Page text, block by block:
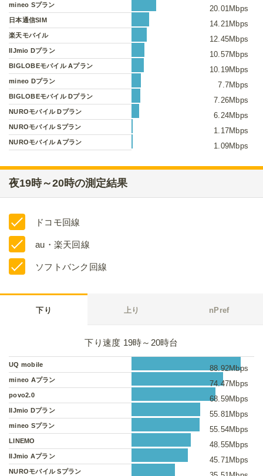
mineo Sプラン 20.01Mbps
日本通信SIM 14.21Mbps
楽天モバイル 12.45Mbps
IIJmio Dプラン 10.57Mbps
BIGLOBEモバイル Aプラン 10.19Mbps
mineo Dプラン 7.7Mbps
BIGLOBEモバイル Dプラン 7.26Mbps
NUROモバイル Dプラン 6.24Mbps
NUROモバイル Sプラン 1.17Mbps
NUROモバイル Aプラン 1.09Mbps
夜19時～20時の測定結果
ドコモ回線
au・楽天回線
ソフトバンク回線
下り 上り nPref
下り速度 19時～20時台
UQ mobile 88.92Mbps
mineo Aプラン 74.47Mbps
povo2.0 68.59Mbps
IIJmio Dプラン 55.81Mbps
mineo Sプラン 55.54Mbps
LINEMO 48.55Mbps
IIJmio Aプラン 45.71Mbps
NUROモバイル Sプラン